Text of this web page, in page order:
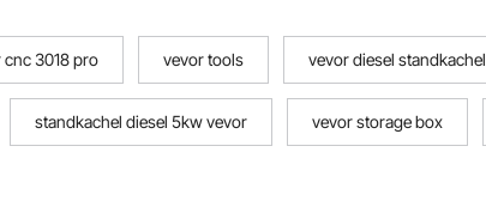
cnc 3018 pro vevor tools vevor diesel standkachel
standkachel diesel 5kw vevor vevor storage box